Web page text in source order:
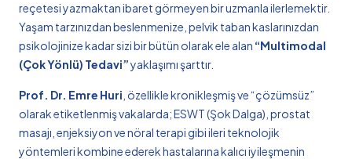
reçetesi yazmaktan ibaret görmeyen bir uzmanla ilerlemektir.
Yaşam tarzınızdan beslenmenize, pelvik taban kaslarınızdan
psikolojinize kadar sizi bir bütün olarak ele alan “Multimodal
(Çok Yönlü) Tedavi”yaklaşımı şarttır.
Prof. Dr. Emre Huri , özellikle kronikleşmiş ve “çözümsüz”
olarak etiketlenmiş vakalarda; ESWT (Şok Dalga), prostat
masajı, enjeksiyon ve nöral terapi gibi ileri teknolojik
yöntemleri kombine ederek hastalarına kalıcı iyileşmenin